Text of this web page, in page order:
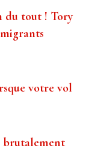
du tout ! Tory
votre vol
brutalement